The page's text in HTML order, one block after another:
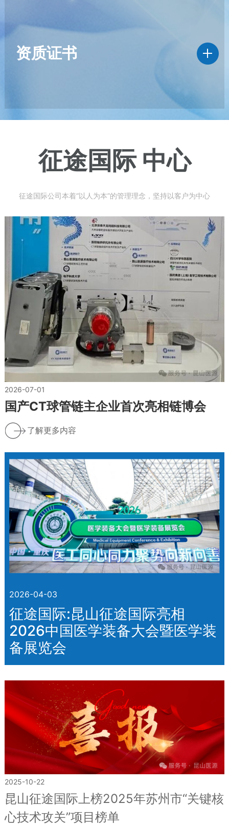
资质证书
征途国际 中心
征途国际公司本着“以人为本”的管理理念，坚持以客户为中心
2026-07-01
国产CT球管链主企业首次亮相链博会
了解更多内容
2026-04-03
征途国际:昆山征途国际亮相
2026中国医学装备大会暨医学装
备展览会
2025-10-22
昆山征途国际上榜2025年苏州市“关键核
心技术攻关”项目榜单